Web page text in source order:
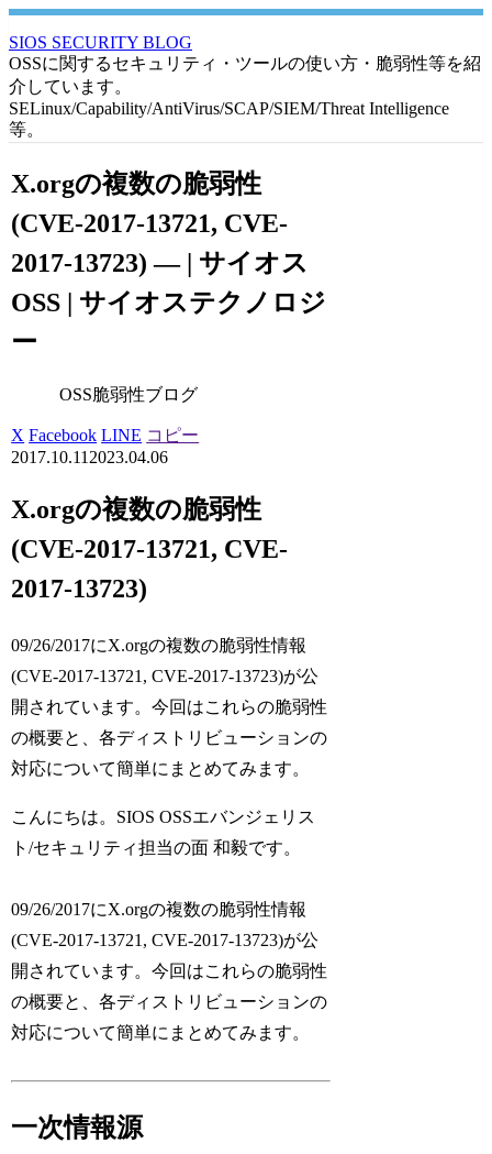
SIOS SECURITY BLOG
OSSに関するセキュリティ・ツールの使い方・脆弱性等を紹
介しています。
SELinux/Capability/AntiVirus/SCAP/SIEM/Threat Intelligence
等。
X.orgの複数の脆弱性
(CVE-2017-13721, CVE-
2017-13723) — | サイオス
OSS | サイオステクノロジ
ー
OSS脆弱性ブログ
X Facebook LINE コピー
2017.10.11 2023.04.06
X.orgの複数の脆弱性
(CVE-2017-13721, CVE-
2017-13723)
09/26/2017にX.orgの複数の脆弱性情報
(CVE-2017-13721, CVE-2017-13723)が公
開されています。今回はこれらの脆弱性
の概要と、各ディストリビューションの
対応について簡単にまとめてみます。
こんにちは。SIOS OSSエバンジェリス
ト/セキュリティ担当の面 和毅です。
09/26/2017にX.orgの複数の脆弱性情報
(CVE-2017-13721, CVE-2017-13723)が公
開されています。今回はこれらの脆弱性
の概要と、各ディストリビューションの
対応について簡単にまとめてみます。
一次情報源